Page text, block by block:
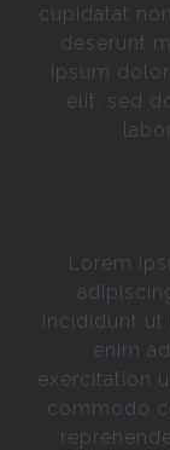
cupidatat
deserunt
ipsum
elit, sed
Lorem
incididunt ut
enim
exercitation
commodo